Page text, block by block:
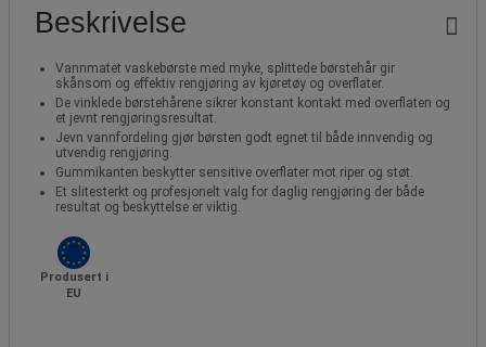
Beskrivelse
Vannmatet vaskebørste med myke, splittede børstehår gir
skånsom og effektiv rengjøring av kjøretøy og overflater.
De vinklede børstehårene sikrer konstant kontakt med overflaten og
et jevnt rengjøringsresultat.
Jevn vannfordeling gjør børsten godt egnet til både innvendig og
utvendig rengjøring.
Gummikanten beskytter sensitive overflater mot riper og støt.
Et slitesterkt og profesjonelt valg for daglig rengjøring der både
resultat og beskyttelse er viktig.
Produsert i
EU